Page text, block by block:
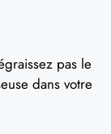
pas le
dans votre